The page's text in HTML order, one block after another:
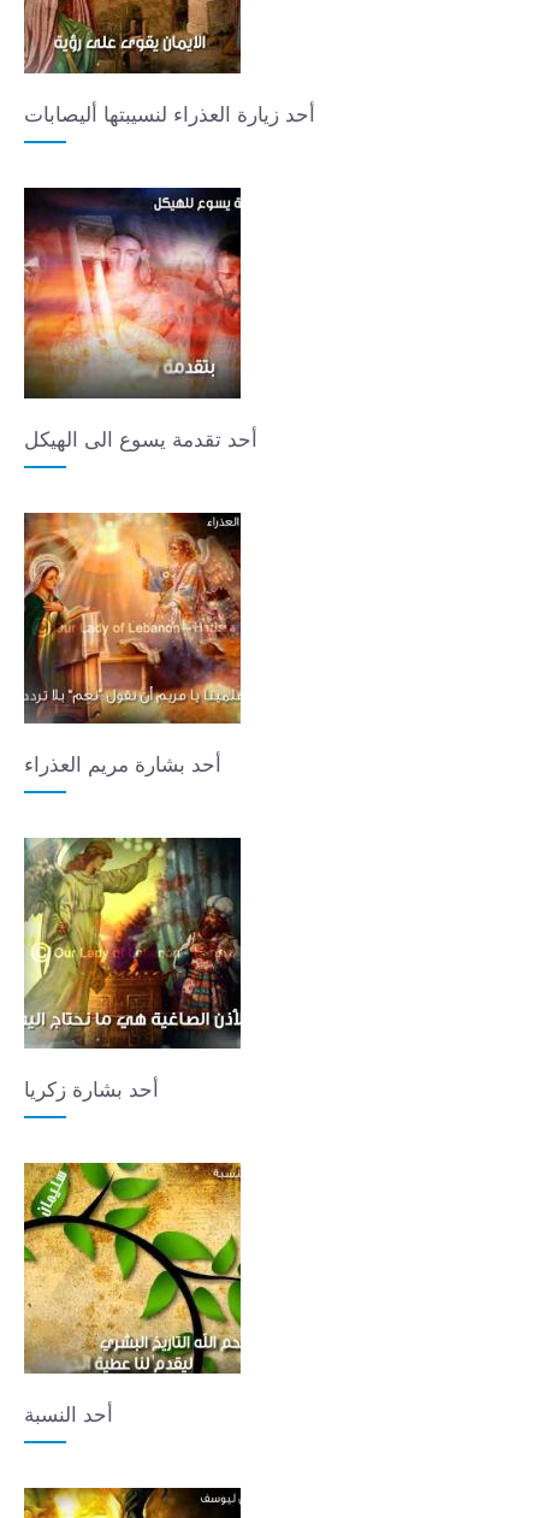
أحد زيارة العذراء لنسيبتها أليصابات
أحد تقدمة يسوع الى الهيكل
أحد بشارة مريم العذراء
أحد بشارة زكريا
أحد النسبة